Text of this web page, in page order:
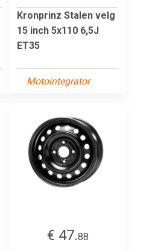
Kronprinz Stalen velg
15 inch 5x110 6,5J
ET35
Motointegrator
€ 47.88